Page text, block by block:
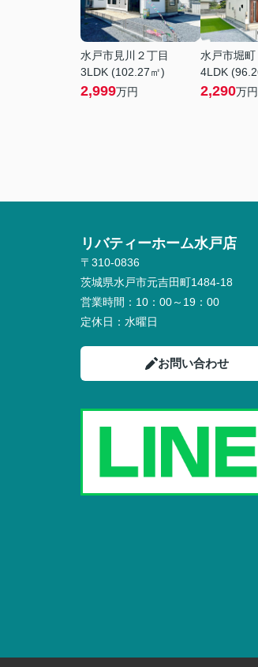
水戸市見川２丁目
3LDK (102.27㎡)
2,999万円
水戸市堀町
4LDK
2,290万円
リバティーホーム水戸店
〒310-0836
茨城県水戸市元吉田町1484-18
営業時間： 10：00～19：00
定休日： 水曜日
お問い合わせ